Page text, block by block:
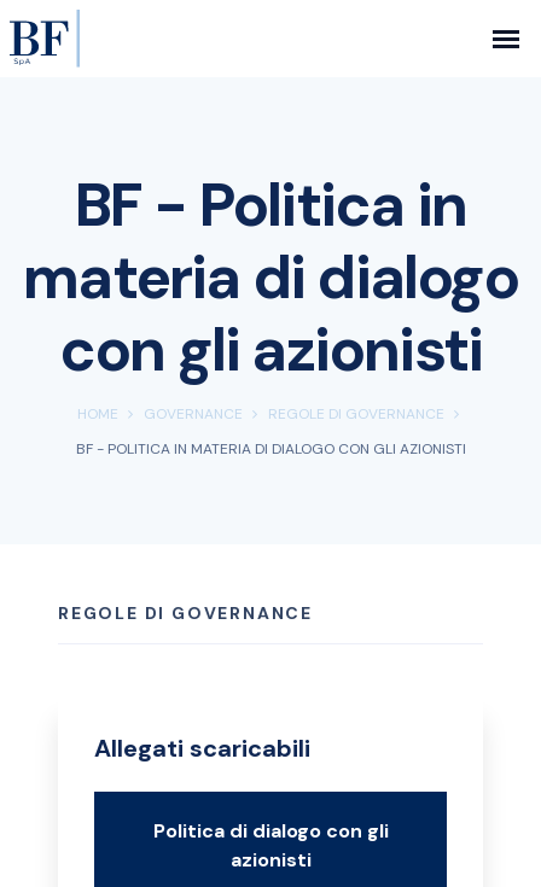
BF - Politica in
materia di dialogo
con gli azionisti
HOME GOVERNANCE
REGOLE DI GOVERNANCE
BF - POLITICA IN MATERIA DI DIALOGO CON GLI AZIONISTI
REGOLE DI GOVERNANCE
Allegati scaricabili
Politica di dialogo con gli
azionisti